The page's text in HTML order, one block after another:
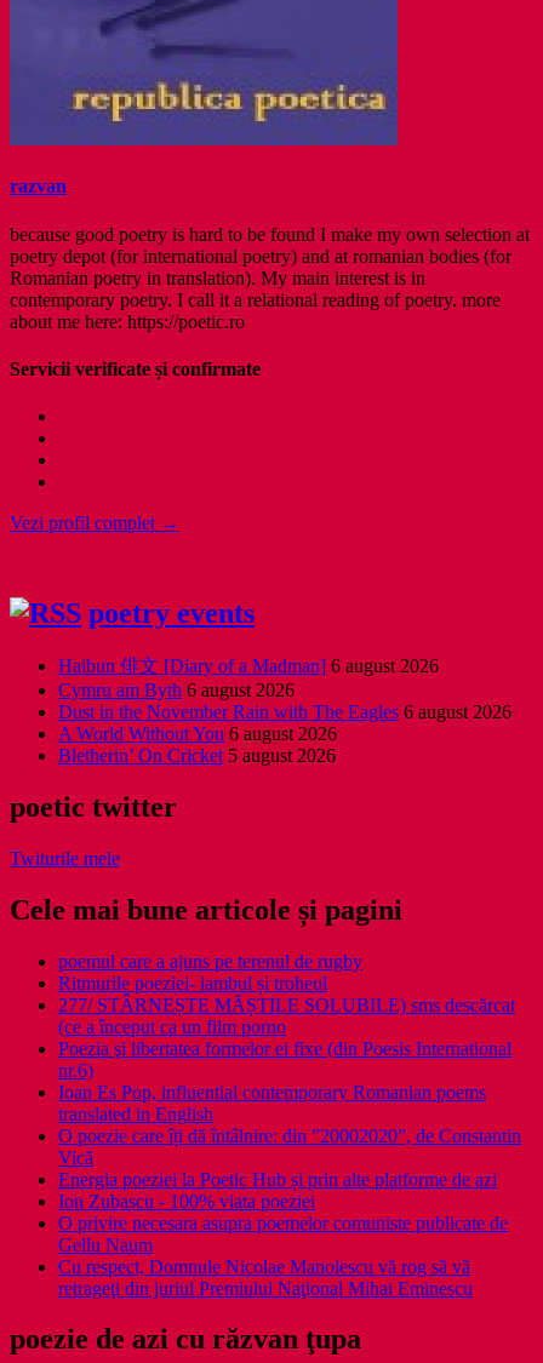
razvan
because good poetry is hard to be found I make my own selection at
poetry depot (for international poetry) and at romanian bodies (for
Romanian poetry in translation). My main interest is in
contemporary poetry. I call it a relational reading of poetry. more
about me here: https://poetic.ro
Servicii verificate și confirmate
Vezi profil complet →
poetry events
Haibun 俳文 [Diary of a Madman] 6 august 2026
Cymru am Byth 6 august 2026
Dust in the November Rain with The Eagles 6 august 2026
A World Without You 6 august 2026
Bletherin’ On Cricket 5 august 2026
poetic twitter
Twiturile mele
Cele mai bune articole și pagini
poemul care a ajuns pe terenul de rugby
Ritmurile poeziei- iambul și troheul
277/ STÂRNEȘTE MĂȘTILE SOLUBILE) sms descărcat
(ce a început ca un film porno
Poezia şi libertatea formelor ei fixe (din Poesis International
nr.6)
Ioan Es Pop, influential contemporary Romanian poems
translated in English
O poezie care îți dă întâlnire: din ”20002020”, de Constantin
Vică
Energia poeziei la Poetic Hub și prin alte platforme de azi
Ion Zubascu - 100% viata poeziei
O privire necesara asupra poemelor comuniste publicate de
Gellu Naum
Cu respect, Domnule Nicolae Manolescu vă rog să vă
retrageţi din juriul Premiului Naţional Mihai Eminescu
poezie de azi cu răzvan ţupa